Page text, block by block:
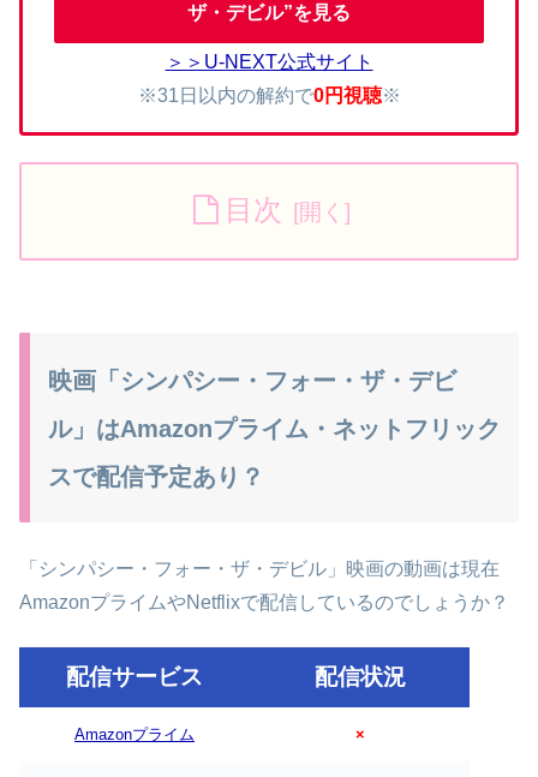
ザ・デビル”を見る
＞＞U-NEXT公式サイト
※31日以内の解約で0円視聴※
目次
映画「シンパシー・フォー・ザ・デビ
ル」はAmazonプライム・ネットフリック
スで配信予定あり？
「シンパシー・フォー・ザ・デビル」映画の動画は現在
AmazonプライムやNetflixで配信しているのでしょうか？
配信サービス 配信状況
Amazonプライム ×